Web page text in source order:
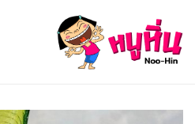
หิ่น
Noo-
Hin